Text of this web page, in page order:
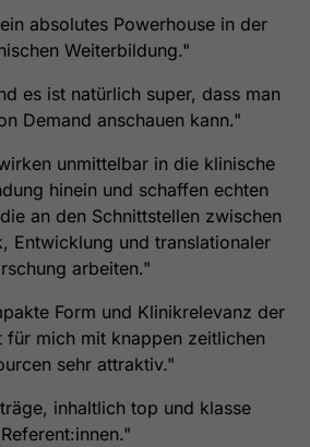
absolutes Powerhouse in der
Weiterbildung."
es ist natürlich super, dass man
Demand anschauen kann."
unmittelbar in die klinische
hinein und schaffen echten
an den Schnittstellen zwischen
Entwicklung und translationaler
arbeiten."
Form und Klinikrelevanz der
für mich mit knappen zeitlichen
sehr attraktiv."
inhaltlich top und klasse
Referent:innen."